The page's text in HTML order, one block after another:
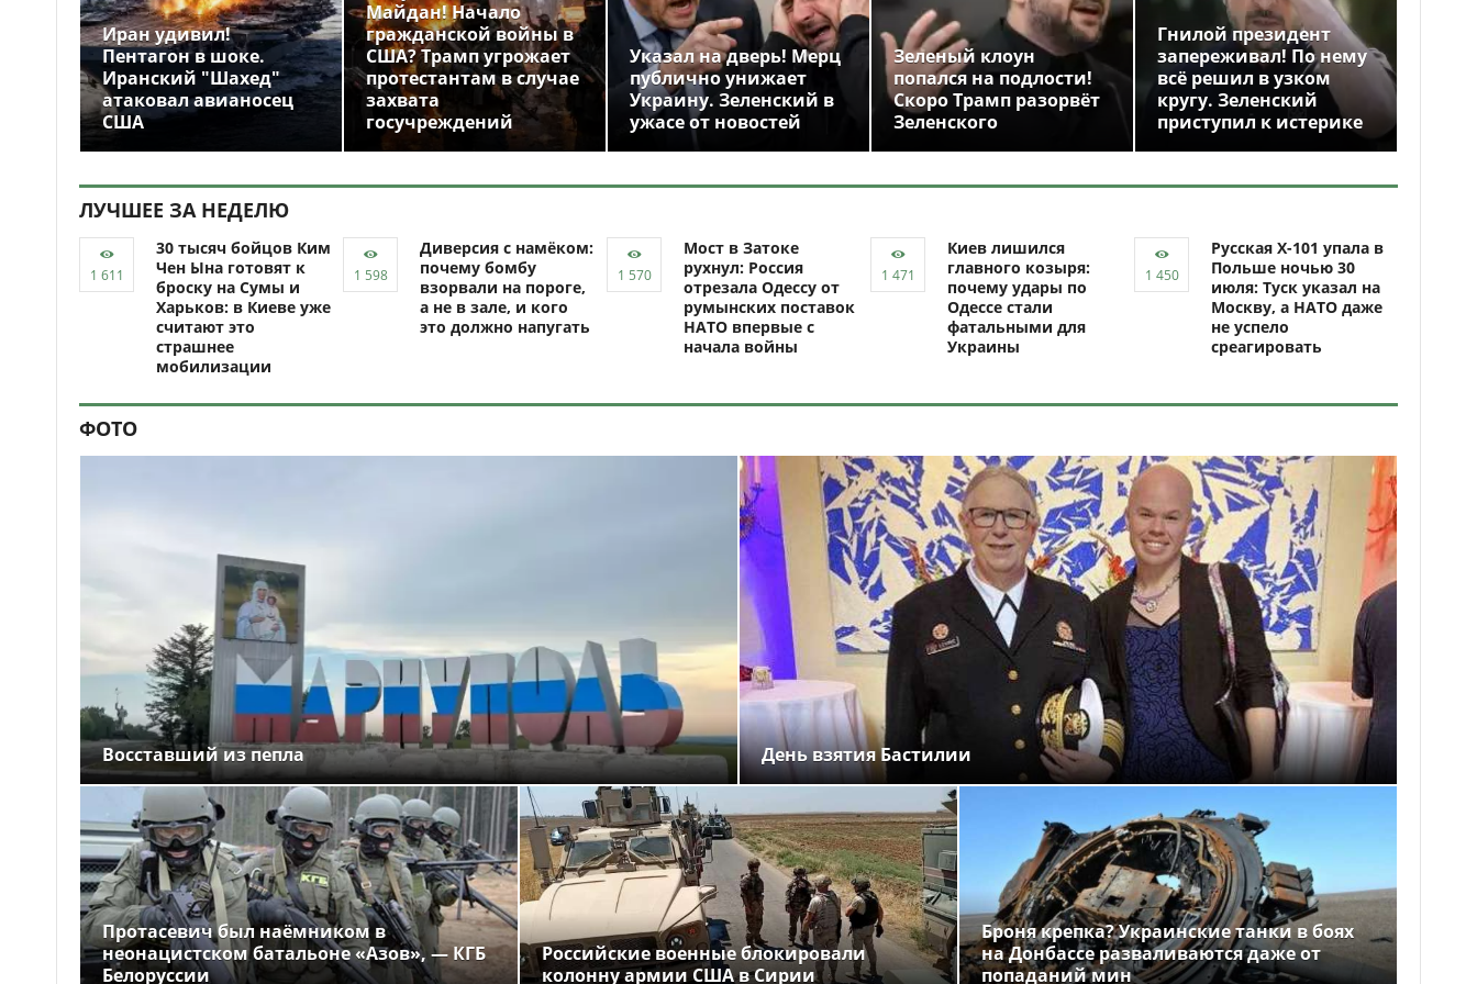
Иран удивил!
Пентагон в шоке.
Иранский "Шахед"
атаковал авианосец
США
Майдан! Начало
гражданской войны в
США? Трамп угрожает
протестантам в случае
захвата
госучреждений
Указал на дверь! Мерц
публично унижает
Украину. Зеленский в
ужасе от новостей
Зеленый клоун
попался на подлости!
Скоро Трамп разорвёт
Зеленского
Гнилой президент
запереживал! По нему
всё решил в узком
кругу. Зеленский
приступил к истерике
ЛУЧШЕЕ ЗА НЕДЕЛЮ
30 тысяч бойцов Ким
Чен Ына готовят к
броску на Сумы и
Харьков: в Киеве уже
считают это
страшнее
мобилизации
Диверсия с намёком:
почему бомбу
взорвали на пороге,
а не в зале, и кого
это должно напугать
Мост в Затоке
рухнул: Россия
отрезала Одессу от
румынских поставок
НАТО впервые с
начала войны
Киев лишился
главного козыря:
почему удары по
Одессе стали
фатальными для
Украины
Русская Х-101 упала в
Польше ночью 30
июля: Туск указал на
Москву, а НАТО даже
не успело
среагировать
ФОТО
Восставший из пепла День взятия Бастилии
Протасевич был наёмником в
неонацистском батальоне «Азов», — КГБ
Белоруссии
Российские военные блокировали
колонну армии США в Сирии
Броня крепка? Украинские танки в боях
на Донбассе разваливаются даже от
попаданий мин